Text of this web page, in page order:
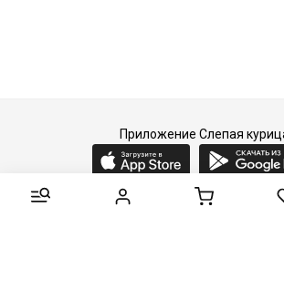
Приложение Слепая
2015-2026 © Слепая курица - fashion